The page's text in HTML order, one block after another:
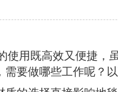
使用既高效又便捷，
要做哪些工作呢？